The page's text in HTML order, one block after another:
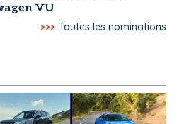
VU
>>> Toutes les nominations